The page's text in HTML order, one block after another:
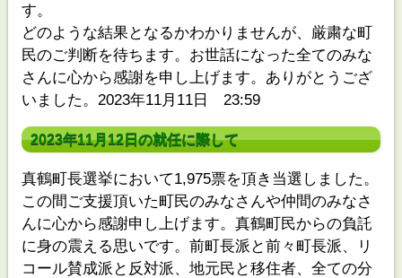
す。
どのような結果となるかわかりませんが、厳粛な町
民のご判断を待ちます。お世話になった全てのみな
さんに心から感謝を申し上げます。ありがとうござ
いました。2023年11月11日 23:59
2023年11月12日の就任に際して
真鶴町長選挙において1,975票を頂き当選しました。
この間ご支援頂いた町民のみなさんや仲間のみなさ
んに心から感謝申し上げます。真鶴町民からの負託
に身の震える思いです。前町長派と前々町長派、リ
コール賛成派と反対派、地元民と移住者、全ての分